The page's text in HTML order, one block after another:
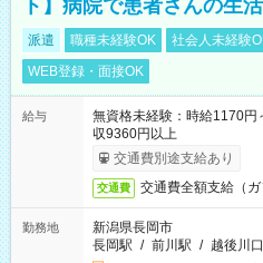
ト】病院で患者さんの生
派遣 職種未経験OK 社会人未経験
WEB登録・面接OK
給与
無資格未経験：時給1170
収9360円以上
交通費別途支給あり
交通費 交通費全額支給（ガ
勤務地
新潟県長岡市
長岡駅 / 前川駅 / 越後川